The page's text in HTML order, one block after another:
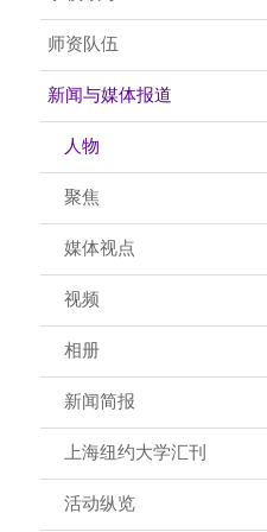
师资队伍
新闻与媒体报道
人物
聚焦
媒体视点
视频
相册
新闻简报
上海纽约大学汇刊
活动纵览